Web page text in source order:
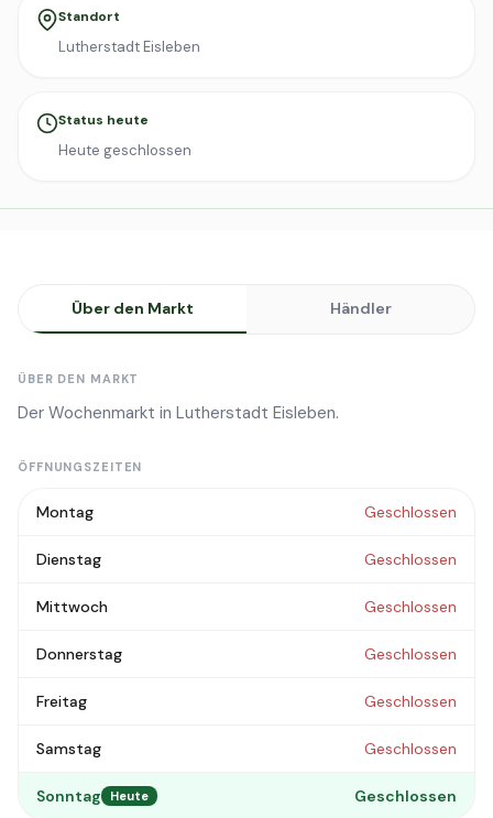
Standort
Lutherstadt Eisleben
Status heute
Heute geschlossen
Über den Markt Händler
ÜBER DEN MARKT
Der Wochenmarkt in Lutherstadt Eisleben.
ÖFFNUNGSZEITEN
Montag Geschlossen
Dienstag Geschlossen
Mittwoch Geschlossen
Donnerstag Geschlossen
Freitag Geschlossen
Samstag Geschlossen
Sonntag Heute Geschlossen